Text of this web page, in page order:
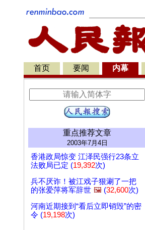
首页 要闻 内幕
重点推荐文章
2003年7月4日
香港政局惊变 江泽民强行23条立
法败局已定 (19,392次)
兵不厌诈！被江戏子狠涮了一把
的张爱萍将军辞世 🖼️ (32,600次)
河南近期接到“看后立即销毁”的密
令 (19,198次)